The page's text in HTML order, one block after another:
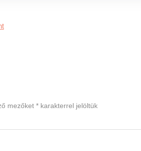
mezőket * karakterrel jelöltük